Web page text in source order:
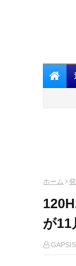
ホーム
が11